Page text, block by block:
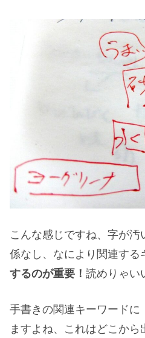
こんな感じですね、字が汚
係なし、なにより関連する
するのが重要！ 読めりゃい
手書きの関連キーワードに
ますよね、これはどこか